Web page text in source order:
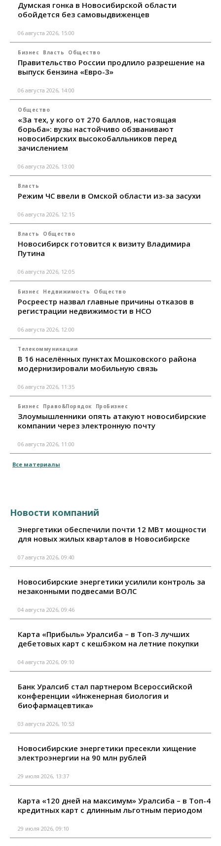
Думская гонка в Новосибирской области
обойдется без самовыдвиженцев
06 августа 2026, 15:00
Бизнес Власть Общество
Правительство России продлило разрешение на
выпуск бензина «Евро-3»
06 августа 2026, 14:00
Общество
«За тех, у кого от 270 баллов, настоящая
борьба»: вузы настойчиво обзванивают
новосибирских высокобалльников перед
зачислением
06 августа 2026, 13:00
Власть
Режим ЧС ввели в Омской области из-за засухи
06 августа 2026, 12:15
Власть Общество
Новосибирск готовится к визиту Владимира
Путина
06 августа 2026, 12:05
Бизнес Недвижимость Общество
Росреестр назвал главные причины отказов в
регистрации недвижимости в НСО
06 августа 2026, 12:00
Телекоммуникации
В 16 населённых пунктах Мошковского района
модернизировали мобильную связь
06 августа 2026, 11:35
Бизнес Право&Порядок ПроБизнес
Злоумышленники опять атакуют новосибирские
компании через электронную почту
06 августа 2026, 11:00
Все материалы
Новости компаний
Энергетики обеспечили почти 12 МВт мощности
для новых жилых кварталов в Новосибирске
07 августа 2026, 09:40
Новосибирские энергетики усилили контроль за
незаконными подвесами ВОЛС
04 августа 2026, 09:46
Карта «Прибыль» Уралсиба – в Топ-3 лучших
дебетовых карт с кешбэком на летние покупки
04 августа 2026, 09:10
Банк Уралсиб стал партнером Всероссийской
конференции «Инженерная биология и
биофармацевтика»
03 августа 2026, 10:53
Новосибирские энергетики пресекли хищение
электроэнергии на 90 млн рублей
29 июля 2026, 13:37
Карта «120 дней на максимум» Уралсиба – в Топ-4
кредитных карт с длинным льготным периодом
29 июля 2026, 09:10